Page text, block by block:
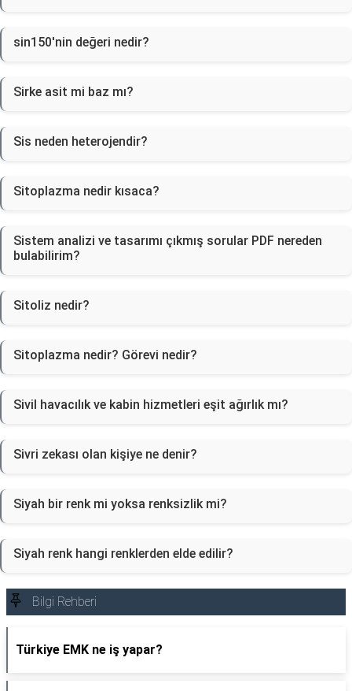
sin150'nin değeri nedir?
Sirke asit mi baz mı?
Sis neden heterojendir?
Sitoplazma nedir kısaca?
Sistem analizi ve tasarımı çıkmış sorular PDF nereden
bulabilirim?
Sitoliz nedir?
Sitoplazma nedir? Görevi nedir?
Sivil havacılık ve kabin hizmetleri eşit ağırlık mı?
Sivri zekası olan kişiye ne denir?
Siyah bir renk mi yoksa renksizlik mi?
Siyah renk hangi renklerden elde edilir?
Bilgi Rehberi
Türkiye EMK ne iş yapar?